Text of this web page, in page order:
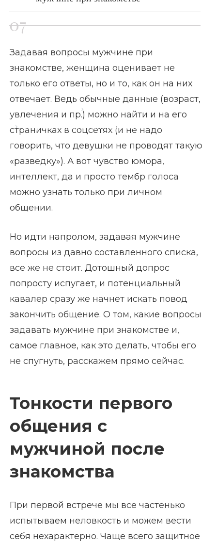
Вопросы мужчине при знакомстве
Задавая вопросы мужчине при
знакомстве, женщина оценивает не
только его ответы, но и то, как он на них
отвечает. Ведь обычные данные (возраст,
увлечения и пр.) можно найти и на его
страничках в соцсетях (и не надо
говорить, что девушки не проводят такую
«разведку»). А вот чувство юмора,
интеллект, да и просто тембр голоса
можно узнать только при личном
общении.
Но идти напролом, задавая мужчине
вопросы из давно составленного списка,
все же не стоит. Дотошный допрос
попросту испугает, и потенциальный
кавалер сразу же начнет искать повод
закончить общение. О том, какие вопросы
задавать мужчине при знакомстве и,
самое главное, как это делать, чтобы его
не спугнуть, расскажем прямо сейчас.
Тонкости первого
общения с
мужчиной после
знакомства
При первой встрече мы все частенько
испытываем неловкость и можем вести
себя нехарактерно. Чаще всего защитное